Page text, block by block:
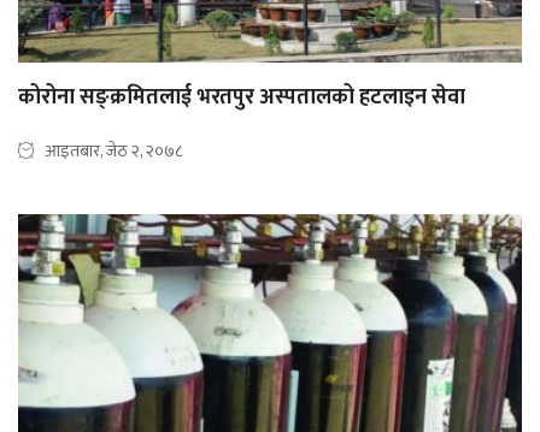
कोरोना सङ्क्रमितलाई भरतपुर अस्पतालको हटलाइन सेवा
आइतबार, जेठ २, २०७८